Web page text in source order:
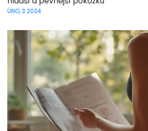
ÚNO, 3 2024